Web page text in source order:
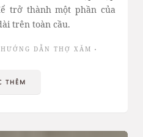
trở thành một phần của
trên toàn cầu.
HƯỚNG DẪN THỢ XĂM
THÊM